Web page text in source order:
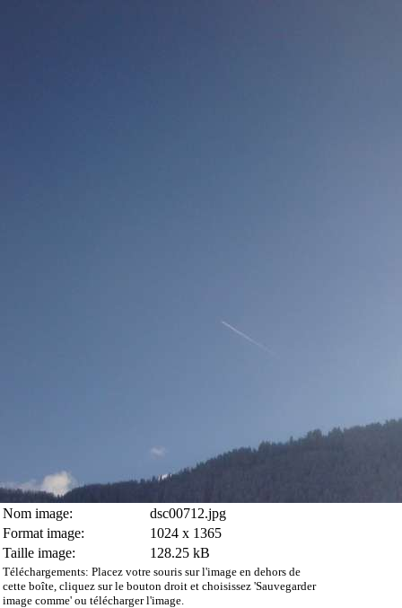
Nom image:
dsc00712.jpg
Format image:
1024 x 1365
Taille image:
128.25 kB
Téléchargements: Placez votre souris sur l'image en dehors de
cette boîte, cliquez sur le bouton droit et choisissez 'Sauvegarder
image comme' ou télécharger l'image.